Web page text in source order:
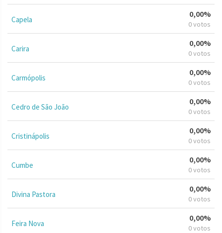
Capela
0,00%
0 votos
Carira
0,00%
0 votos
Carmópolis
0,00%
0 votos
Cedro de São João
0,00%
0 votos
Cristinápolis
0,00%
0 votos
Cumbe
0,00%
0 votos
Divina Pastora
0,00%
0 votos
Feira Nova
0,00%
0 votos